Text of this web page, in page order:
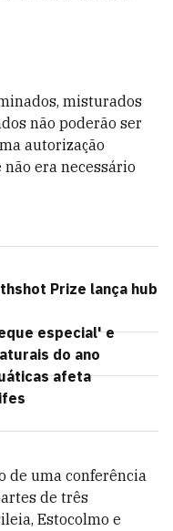
misturados
não poderão ser
autorização
não era necessário
Prize lança hub
especial' e
do ano
afeta
de uma conferência
de três
Estocolmo e